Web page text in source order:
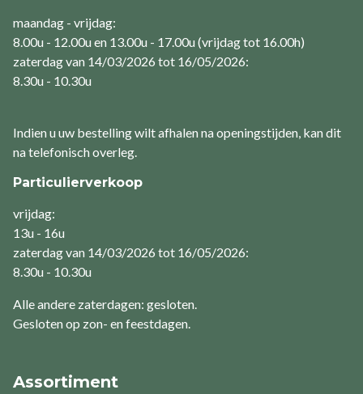
maandag - vrijdag:
8.00u - 12.00u en 13.00u - 17.00u (vrijdag tot 16.00h)
zaterdag van 14/03/2026 tot 16/05/2026:
8.30u - 10.30u
Indien u uw bestelling wilt afhalen na openingstijden, kan dit
na telefonisch overleg.
Particulierverkoop
vrijdag:
13u - 16u
zaterdag van 14/03/2026 tot 16/05/2026:
8.30u - 10.30u
Alle andere zaterdagen: gesloten.
Gesloten op zon- en feestdagen.
Assortiment